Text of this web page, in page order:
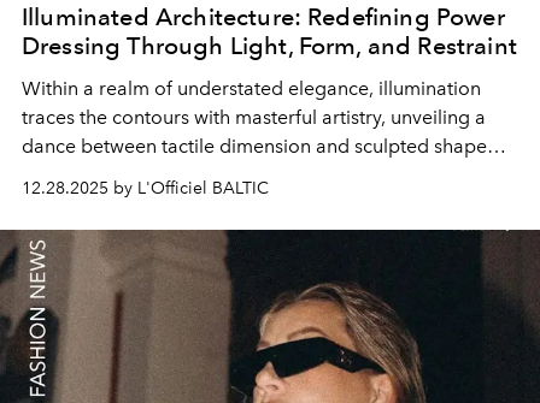
Illuminated Architecture: Redefining Power
Dressing Through Light, Form, and Restraint
Within a realm of understated elegance, illumination
traces the contours with masterful artistry, unveiling a
dance between tactile dimension and sculpted shape
lines converse with fluid movement through shadows
and highlights, embodying serene confidence where
restraint becomes the ultimate expression of power and
grace in contemporary fashion narrative.
12.28.2025 by L'Officiel BALTIC